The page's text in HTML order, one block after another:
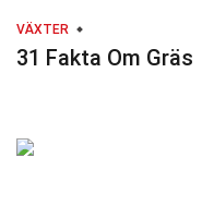
VÄXTER
31 Fakta Om Gräs